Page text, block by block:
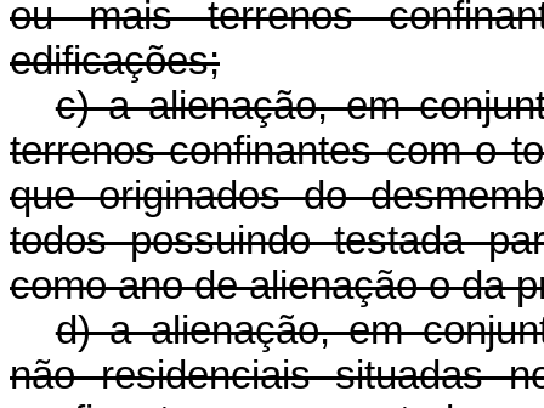
ou mais terrenos
edificações;
c) a alienação, em
terrenos confinantes com o
que originados do
todos possuindo testada
como ano de alienação o da
d) a alienação, em
não residenciais situadas